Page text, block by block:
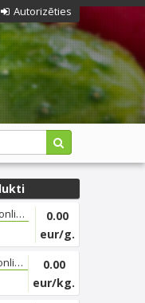
Autorizēties
ADB-BUTINACA for sale online, ...
0.00
eur/g.
Buy 5cladba precursor online, ...
0.00
eur/kg.